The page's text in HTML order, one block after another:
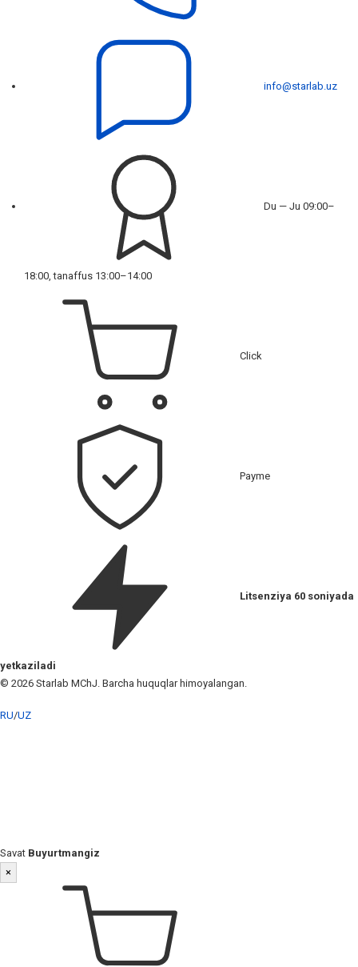
info@starlab.uz
Du — Ju 09:00–
18:00, tanaffus 13:00–14:00
Click
Payme
Litsenziya 60 soniyada
yetkaziladi
© 2026 Starlab MChJ. Barcha huquqlar himoyalangan.
RU/UZ
Savat Buyurtmangiz
×